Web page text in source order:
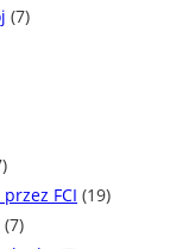
(7)
FCI (19)
(7)